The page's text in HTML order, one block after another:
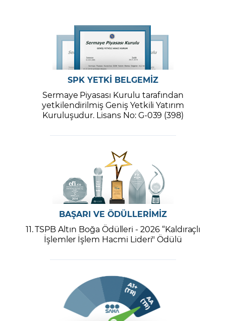
SPK YETKİ BELGEMİZ
Sermaye Piyasası Kurulu tarafından
yetkilendirilmiş Geniş Yetkili Yatırım
Kuruluşudur. Lisans No: G-039 (398)
BAŞARI VE ÖDÜLLERİMİZ
11. TSPB Altın Boğa Ödülleri - 2026 “Kaldıraçlı
İşlemler İşlem Hacmi Lideri" Ödülü